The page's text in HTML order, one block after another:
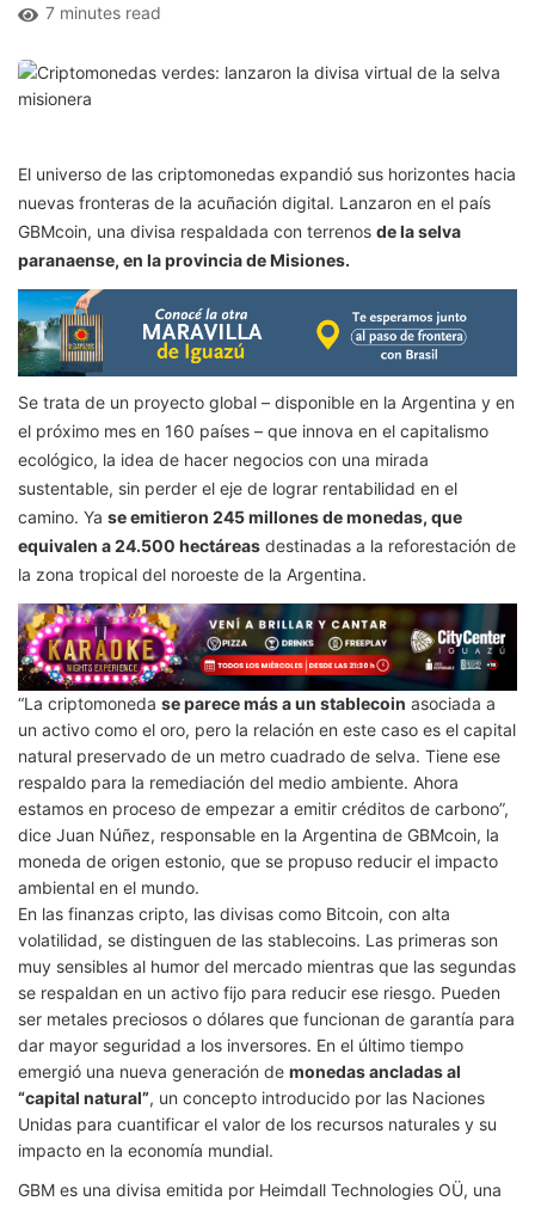
7 minutes read
El universo de las criptomonedas expandió sus horizontes hacia
nuevas fronteras de la acuñación digital. Lanzaron en el país
GBMcoin, una divisa respaldada con terrenos de la selva
paranaense, en la provincia de Misiones.
Se trata de un proyecto global – disponible en la Argentina y en
el próximo mes en 160 países – que innova en el capitalismo
ecológico, la idea de hacer negocios con una mirada
sustentable, sin perder el eje de lograr rentabilidad en el
camino. Ya se emitieron 245 millones de monedas, que
equivalen a 24.500 hectáreas destinadas a la reforestación de
la zona tropical del noroeste de la Argentina.
“La criptomoneda se parece más a un stablecoin asociada a
un activo como el oro, pero la relación en este caso es el capital
natural preservado de un metro cuadrado de selva. Tiene ese
respaldo para la remediación del medio ambiente. Ahora
estamos en proceso de empezar a emitir créditos de carbono”,
dice Juan Núñez, responsable en la Argentina de GBMcoin, la
moneda de origen estonio, que se propuso reducir el impacto
ambiental en el mundo.
En las finanzas cripto, las divisas como Bitcoin, con alta
volatilidad, se distinguen de las stablecoins. Las primeras son
muy sensibles al humor del mercado mientras que las segundas
se respaldan en un activo fijo para reducir ese riesgo. Pueden
ser metales preciosos o dólares que funcionan de garantía para
dar mayor seguridad a los inversores. En el último tiempo
emergió una nueva generación de monedas ancladas al
“capital natural”, un concepto introducido por las Naciones
Unidas para cuantificar el valor de los recursos naturales y su
impacto en la economía mundial.
GBM es una divisa emitida por Heimdall Technologies OÜ, una